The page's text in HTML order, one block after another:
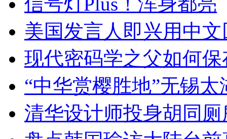
美国发言人即兴用中
现代密码学之父如何
“中华赏樱胜地”无锡
清华设计师投身胡同